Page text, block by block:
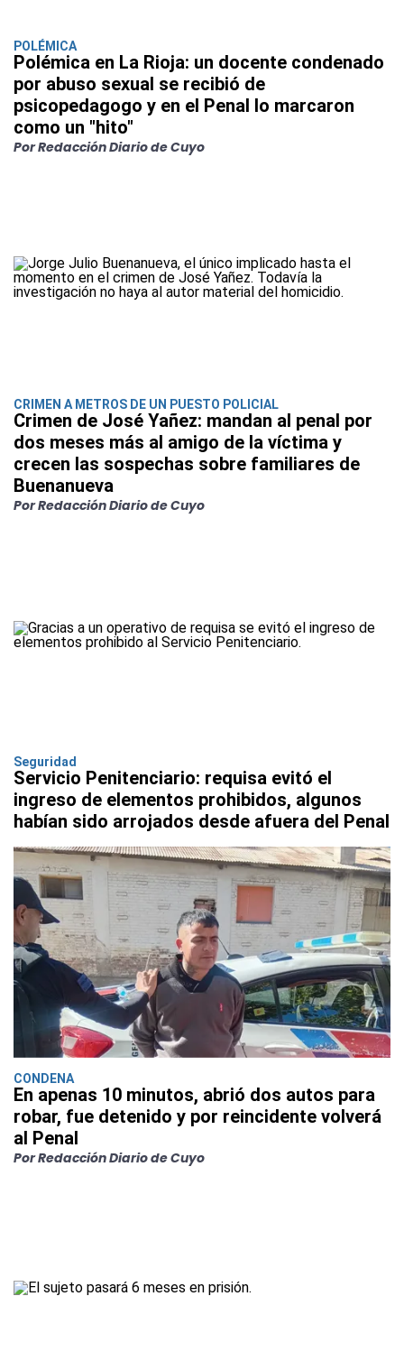
POLÉMICA
Polémica en La Rioja: un docente condenado
por abuso sexual se recibió de
psicopedagogo y en el Penal lo marcaron
como un "hito"
Por Redacción Diario de Cuyo
CRIMEN A METROS DE UN PUESTO POLICIAL
Crimen de José Yañez: mandan al penal por
dos meses más al amigo de la víctima y
crecen las sospechas sobre familiares de
Buenanueva
Por Redacción Diario de Cuyo
Seguridad
Servicio Penitenciario: requisa evitó el
ingreso de elementos prohibidos, algunos
habían sido arrojados desde afuera del Penal
CONDENA
En apenas 10 minutos, abrió dos autos para
robar, fue detenido y por reincidente volverá
al Penal
Por Redacción Diario de Cuyo